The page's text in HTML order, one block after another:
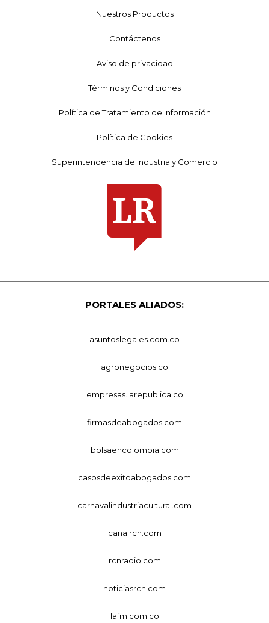
Nuestros Productos
Contáctenos
Aviso de privacidad
Términos y Condiciones
Política de Tratamiento de Información
Política de Cookies
Superintendencia de Industria y Comercio
PORTALES ALIADOS:
asuntoslegales.com.co
agronegocios.co
empresas.larepublica.co
firmasdeabogados.com
bolsaencolombia.com
casosdeexitoabogados.com
carnavalindustriacultural.com
canalrcn.com
rcnradio.com
noticiasrcn.com
lafm.com.co